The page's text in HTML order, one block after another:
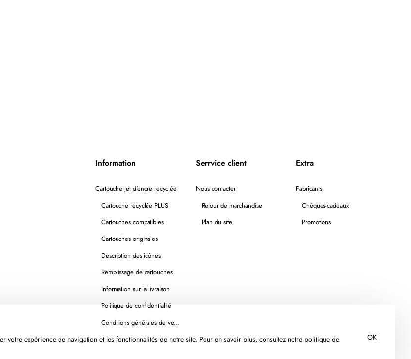
expérience de navigation et les fonctionnalités de notre site. Pour en savoir plus, consultez notre politique de
OK
Information
Cartouche jet d'encre recyclée
Cartouche recyclée PLUS
Cartouches compatibles
Cartouches originales
Description des icônes
Remplissage de cartouches
Information sur la livraison
Politique de confidentialité
Conditions générales de vente
Serrvice client
Nous contacter
Retour de marchandise
Plan du site
Extra
Fabricants
Chèques-cadeaux
Promotions